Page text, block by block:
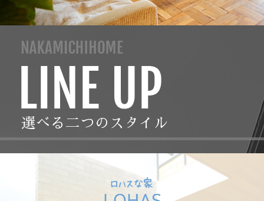
選べる二つのスタイル